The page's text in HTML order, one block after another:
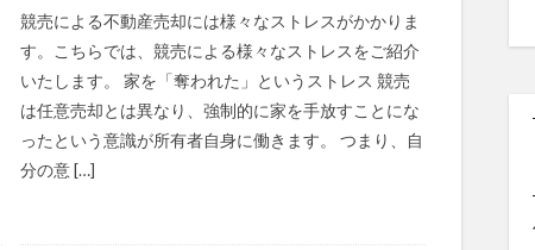
競売による不動産売却には様々なストレスがかかりま
す。こちらでは、競売による様々なストレスをご紹介
いたします。 家を「奪われた」というストレス 競売
は任意売却とは異なり、強制的に家を手放すことにな
ったという意識が所有者自身に働きます。 つまり、自
分の意 […]